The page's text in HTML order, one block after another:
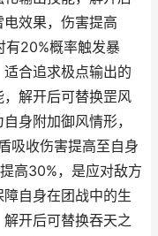
效果，伤害提高
有20%概率触发暴
合追求极点输出的
解开后可替换罡风
身附加御风情形，
吸收伤害提高至自身
高30%，是应对敌方
自身在团战中的生
开后可替换吞天之